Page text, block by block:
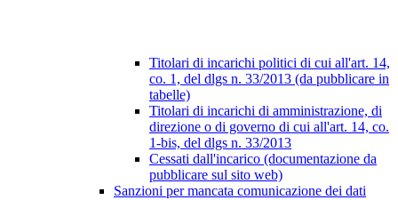
Titolari di incarichi politici di cui all'art. 14,
co. 1, del dlgs n. 33/2013 (da pubblicare in
tabelle)
Titolari di incarichi di amministrazione, di
direzione o di governo di cui all'art. 14, co.
1-bis, del dlgs n. 33/2013
Cessati dall'incarico (documentazione da
pubblicare sul sito web)
Sanzioni per mancata comunicazione dei dati